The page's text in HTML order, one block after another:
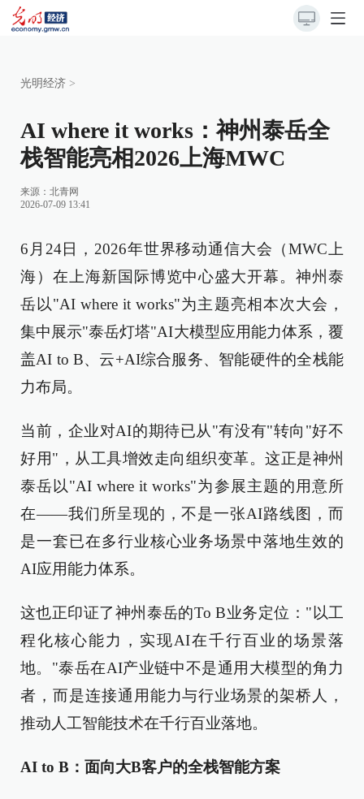
光明经济 >
AI where it works：神州泰岳全
栈智能亮相2026上海MWC
来源： 北青网
2026-07-09 13:41
6月24日，2026年世界移动通信大会（MWC上
海）在上海新国际博览中心盛大开幕。神州泰
岳以"AI where it works"为主题亮相本次大会，
集中展示"泰岳灯塔"AI大模型应用能力体系，覆
盖AI to B、云+AI综合服务、智能硬件的全栈能
力布局。
当前，企业对AI的期待已从"有没有"转向"好不
好用"，从工具增效走向组织变革。这正是神州
泰岳以"AI where it works"为参展主题的用意所
在——我们所呈现的，不是一张AI路线图，而
是一套已在多行业核心业务场景中落地生效的
AI应用能力体系。
这也正印证了神州泰岳的To B业务定位："以工
程化核心能力，实现AI在千行百业的场景落
地。"泰岳在AI产业链中不是通用大模型的角力
者，而是连接通用能力与行业场景的架桥人，
推动人工智能技术在千行百业落地。
AI to B：面向大B客户的全栈智能方案